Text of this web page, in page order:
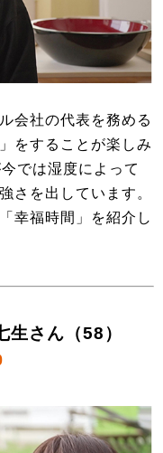
会社の代表を務める
をすることが楽しみ
では湿度によって
さを出しています。
幸福時間」を紹介し
さん（58）